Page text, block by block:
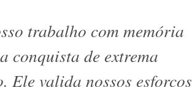
trabalho com memória
conquista de extrema
Ele valida nossos esforços